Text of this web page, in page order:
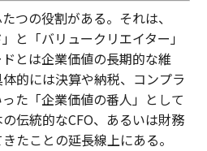
つの役割がある。それは、
と「バリュークリエイター」
とは企業価値の長期的な維
的には決算や納税、コンプラ
た「企業価値の番人」として
伝統的なCFO、あるいは財務
たことの延長線上にある。